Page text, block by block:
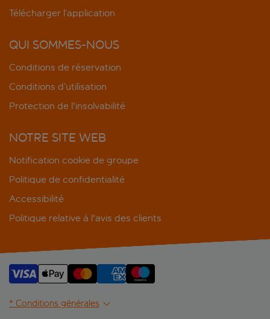
Télécharger l’application
QUI SOMMES-NOUS
Conditions de réservation
Conditions d’utilisation
Protection de l'insolvabilité
NOTRE SITE WEB
Notification cookie de groupe
Politique de confidentialité
Accessibilité
Politique relative à l'avis des clients
* Conditions générales